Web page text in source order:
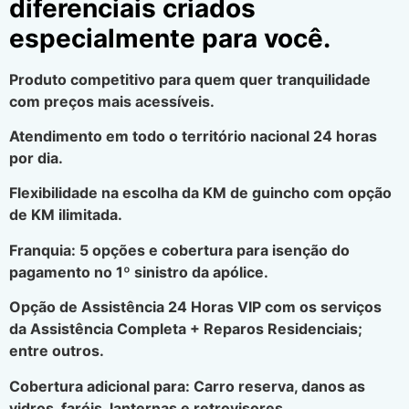
diferenciais criados
especialmente para você.
Produto competitivo para quem quer tranquilidade
com preços mais acessíveis.
Atendimento em todo o território nacional 24 horas
por dia.
Flexibilidade na escolha da KM de guincho com opção
de KM ilimitada.
Franquia: 5 opções e cobertura para isenção do
pagamento no 1º sinistro da apólice.
Opção de Assistência 24 Horas VIP com os serviços
da Assistência Completa + Reparos Residenciais;
entre outros.
Cobertura adicional para: Carro reserva, danos as